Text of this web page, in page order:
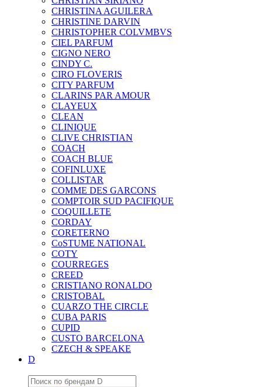
CHRISTINA AGUILERA
CHRISTINE DARVIN
CHRISTOPHER COLVMBVS
CIEL PARFUM
CIGNO NERO
CINDY C.
CIRO FLOVERIS
CITY PARFUM
CLARINS PAR AMOUR
CLAYEUX
CLEAN
CLINIQUE
CLIVE CHRISTIAN
COACH
COACH BLUE
COFINLUXE
COLLISTAR
COMME DES GARCONS
COMPTOIR SUD PACIFIQUE
COQUILLETE
CORDAY
CORETERNO
CoSTUME NATIONAL
COTY
COURREGES
CREED
CRISTIANO RONALDO
CRISTOBAL
CUARZO THE CIRCLE
CUBA PARIS
CUPID
CUSTO BARCELONA
CZECH & SPEAKE
D